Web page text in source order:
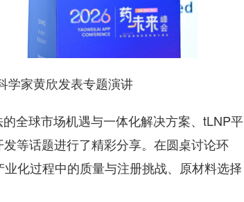
家黄欣发表专题演讲
全球市场机遇与一体化解决方案、tLNP平
等话题进行了精彩分享。在圆桌讨论环
化过程中的质量与注册挑战、原材料选择